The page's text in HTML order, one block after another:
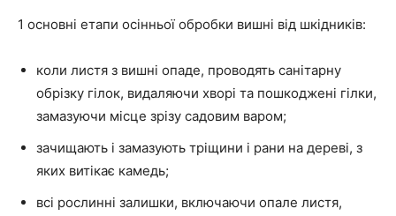
1 основні етапи осінньої обробки вишні від шкідників:
коли листя з вишні опаде, проводять санітарну
обрізку гілок, видаляючи хворі та пошкоджені гілки,
замазуючи місце зрізу садовим варом;
зачищають і замазують тріщини і рани на дереві, з
яких витікає камедь;
всі рослинні залишки, включаючи опале листя,